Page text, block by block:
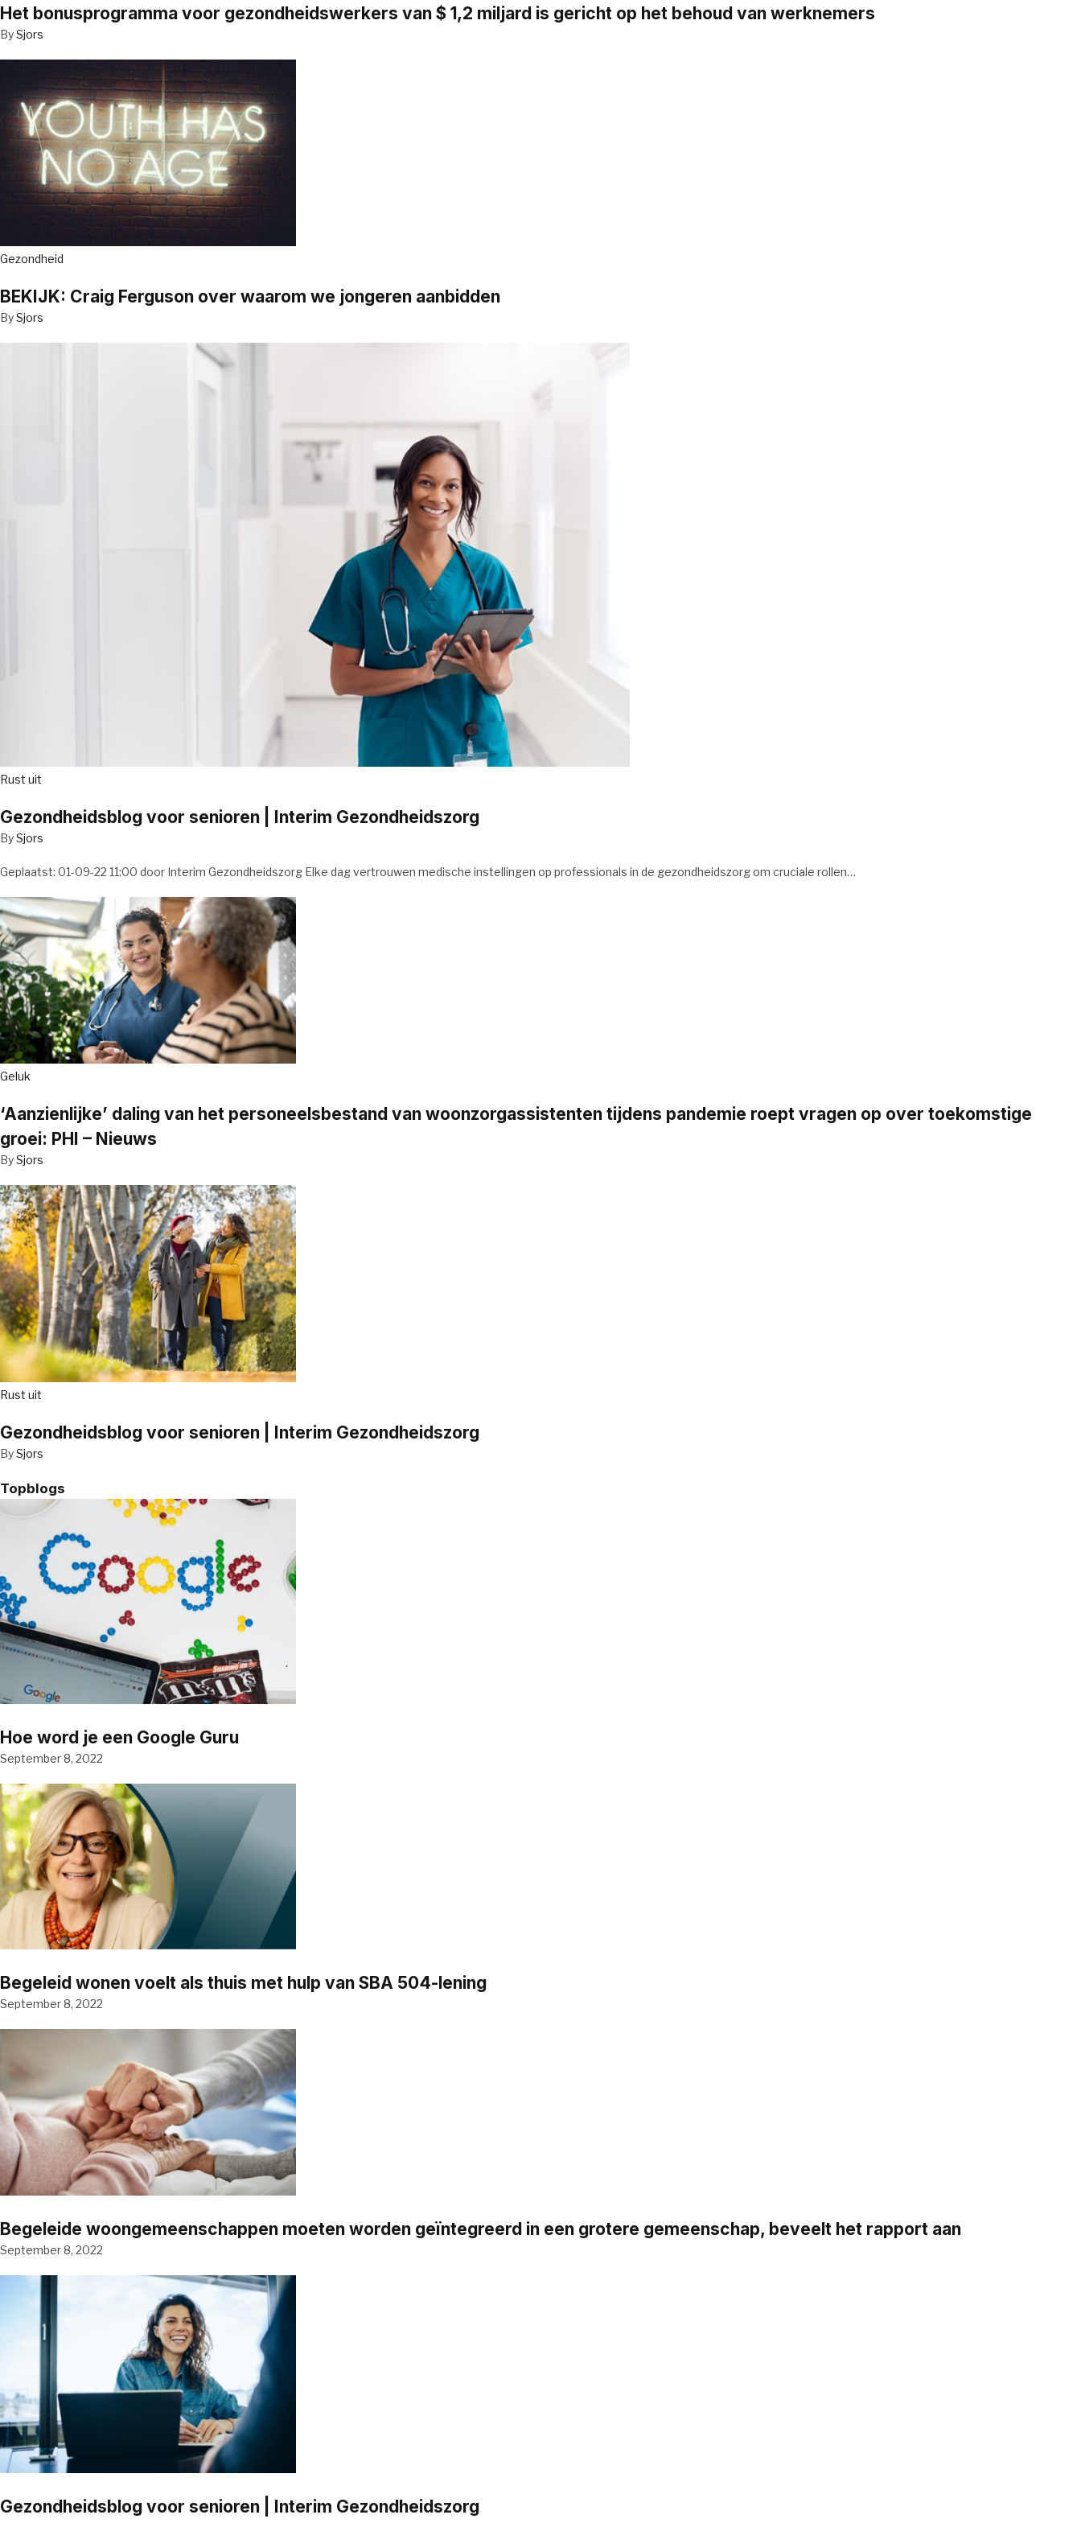
Het bonusprogramma voor gezondheidswerkers van $ 1,2 miljard is gericht op het behoud van werknemers
BySjors
Gezondheid
BEKIJK: Craig Ferguson over waarom we jongeren aanbidden
BySjors
Rust uit
Gezondheidsblog voor senioren | Interim Gezondheidszorg
BySjors
Geplaatst: 01-09-22 11:00 door Interim Gezondheidszorg Elke dag vertrouwen medische instellingen op professionals in de gezondheidszorg om cruciale rollen…
Geluk
‘Aanzienlijke’ daling van het personeelsbestand van woonzorgassistenten tijdens pandemie roept vragen op over toekomstige
groei: PHI – Nieuws
BySjors
Rust uit
Gezondheidsblog voor senioren | Interim Gezondheidszorg
BySjors
Topblogs
Hoe word je een Google Guru
September 8, 2022
Begeleid wonen voelt als thuis met hulp van SBA 504-lening
September 8, 2022
Begeleide woongemeenschappen moeten worden geïntegreerd in een grotere gemeenschap, beveelt het rapport aan
September 8, 2022
Gezondheidsblog voor senioren | Interim Gezondheidszorg